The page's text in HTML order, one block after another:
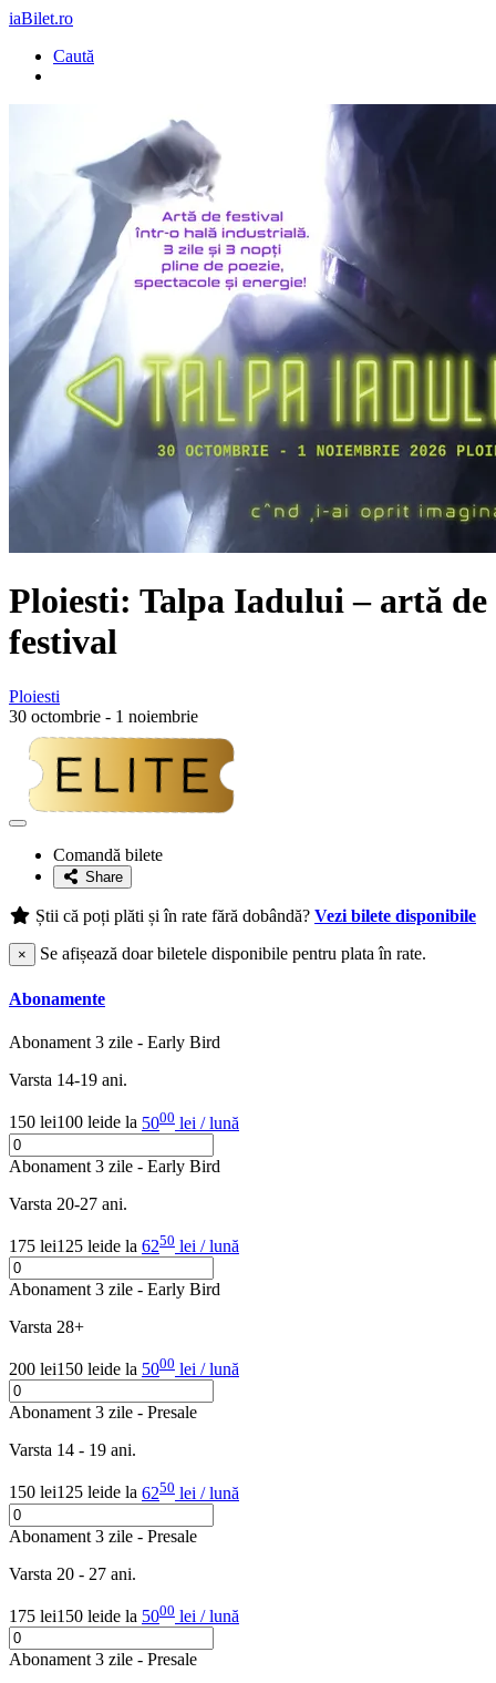
iaBilet.ro
Caută
Ploiesti: Talpa Iadului – artă de
festival
Ploiesti
30 octombrie - 1 noiembrie
Adaugă
favoriteComandă bilete
Share
Știi că poți plăti și în rate fără dobândă? Vezi bilete disponibile
× Se afișează doar biletele disponibile pentru plata în rate.
Abonamente
Abonament 3 zile - Early Bird
Varsta 14-19 ani.
150 lei100 leide la 5000 lei / lună
Abonament 3 zile - Early Bird
Varsta 20-27 ani.
175 lei125 leide la 6250 lei / lună
Abonament 3 zile - Early Bird
Varsta 28+
200 lei150 leide la 5000 lei / lună
Abonament 3 zile - Presale
Varsta 14 - 19 ani.
150 lei125 leide la 6250 lei / lună
Abonament 3 zile - Presale
Varsta 20 - 27 ani.
175 lei150 leide la 5000 lei / lună
Abonament 3 zile - Presale